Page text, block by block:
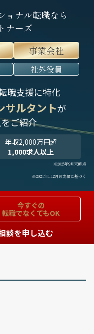
ョナル転職なら
ナーズ
事業会社
社外役員
職支援に特化
サルタントが
ご紹介
年収2,000万円超
1,000求人以上
※2025年9月末時点
※2024年1-12月の実績に基づく
今すぐの
転職でなくてもOK
談を申し込む